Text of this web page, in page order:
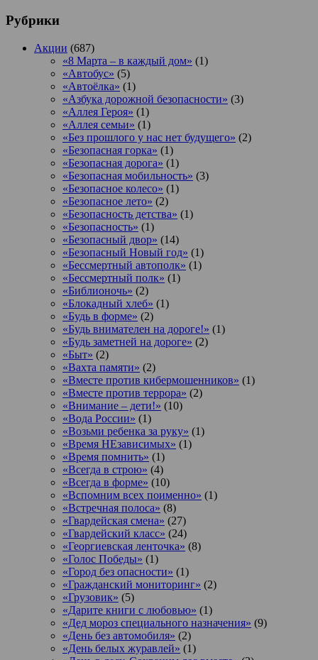
Рубрики
Акции (687)
«8 Марта – в каждый дом» (1)
«Автобус» (5)
«Автоёлка» (1)
«Азбука дорожной безопасности» (3)
«Аллея Героя» (1)
«Аллея семьи» (1)
«Без прошлого у нас нет будущего» (2)
«Безопасная горка» (1)
«Безопасная дорога» (1)
«Безопасная мобильность» (3)
«Безопасное колесо» (1)
«Безопасное лето» (2)
«Безопасность детства» (1)
«Безопасность» (1)
«Безопасный двор» (14)
«Безопасный Новый год» (1)
«Бессмертный автополк» (1)
«Бессмертный полк» (1)
«Библионочь» (2)
«Блокадный хлеб» (1)
«Будь в форме» (2)
«Будь внимателен на дороге!» (1)
«Будь заметней на дороге» (2)
«Быт» (2)
«Вахта памяти» (2)
«Вместе против кибермошенников» (1)
«Вместе против террора» (2)
«Внимание – дети!» (10)
«Вода России» (1)
«Возьми ребенка за руку» (1)
«Время НЕзависимых» (1)
«Время помнить» (1)
«Всегда в строю» (4)
«Всегда в форме» (10)
«Вспомним всех поименно» (1)
«Встречная полоса» (8)
«Гвардейская смена» (27)
«Гвардейский класс» (24)
«Георгиевская ленточка» (8)
«Голос Победы» (1)
«Город без опасности» (1)
«Гражданский мониторинг» (2)
«Грузовик» (5)
«Дарите книги с любовью» (1)
«Дед мороз специального назначения» (9)
«День без автомобиля» (2)
«День белых журавлей» (1)